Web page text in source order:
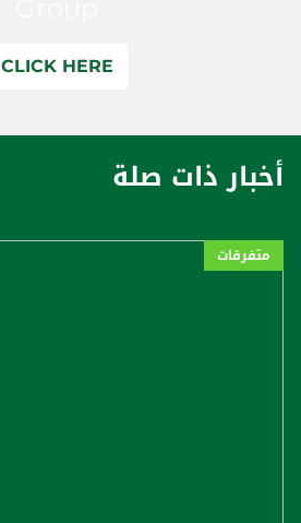
CLICK HERE
أخبار ذات صلة
متفرقات